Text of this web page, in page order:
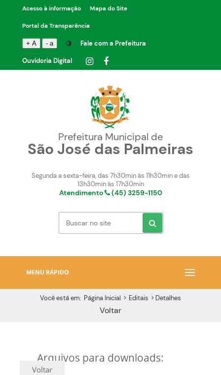
Acesso à informação Mapa do Site
Portal da Transparência
+ A - a Fale com a Prefeitura
Ouvidoria Digital
Prefeitura Municipal de
São José das Palmeiras
Segunda a sexta-feira, das 7h30min às 11h30min e das
13h30min às 17h30min
Atendimento (45) 3259-1150
MENU RÁPIDO
Você está em: Página Inicial > Editais > Detalhes
Voltar
Arquivos para downloads:
Voltar